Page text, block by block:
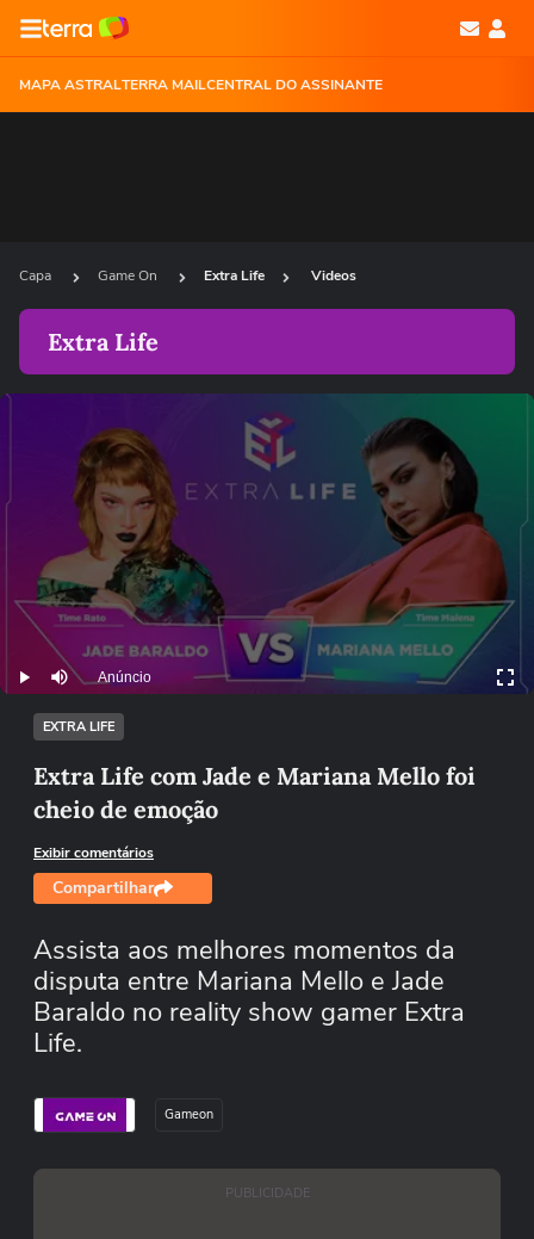
MAPA ASTRALTERRA MAILCENTRAL DO ASSINANTE
Capa Game On Extra Life Videos
Extra Life
Play Mutar Anúncio
EXTRA LIFE
Extra Life com Jade e Mariana Mello foi
cheio de emoção
Exibir comentários
Compartilhar
Assista aos melhores momentos da
disputa entre Mariana Mello e Jade
Baraldo no reality show gamer Extra
Life.
Gameon
PUBLICIDADE